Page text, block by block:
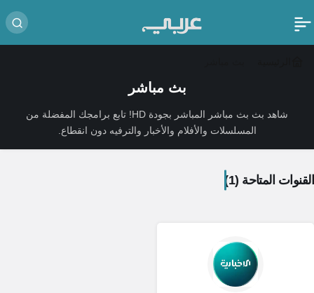
بث مباشر
شاهد بث بث مباشر المباشر بجودة HD! تابع برامجك المفضلة من
المسلسلات والأفلام والأخبار والترفيه دون انقطاع.
القنوات المتاحة (1)